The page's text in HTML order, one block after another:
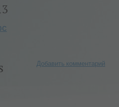
Добавить комментарий